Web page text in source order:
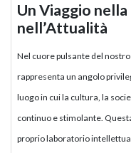
Un Viaggio
nell’Attualità
Nel cuore pulsante del
rappresenta un angolo
luogo in cui la cultura, la
continuo e stimolante.
proprio laboratorio